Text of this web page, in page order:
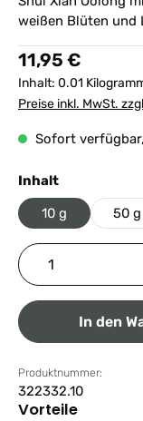
weißen Blüten und
Regulärer Preis:
11,95 €
Inhalt: 0.01
Preise inkl. MwSt.
Sofort
Inhaltauswählen
10 g 50 g
Produkt
In den
Produktnummer:
322332.10
Vorteile